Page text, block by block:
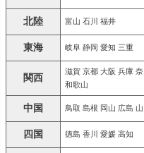
北陸 富山 石川 福井
東海 岐阜 静岡 愛知 三重
関西
滋賀 京都 大阪 兵庫 奈
和歌山
中国 鳥取 島根 岡山 広島 山
四国 徳島 香川 愛媛 高知